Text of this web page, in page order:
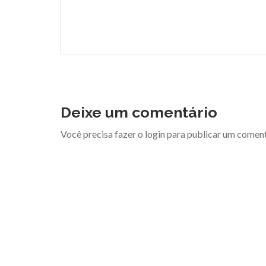
Deixe um comentário
Você precisa fazer o login para publicar um